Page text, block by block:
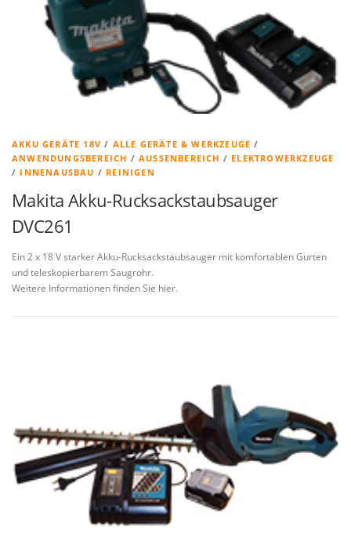
AKKU GERÄTE 18V / ALLE GERÄTE & WERKZEUGE /
ANWENDUNGSBEREICH /AUSSENBEREICH / ELEKTROWERKZEUGE
/ INNENAUSBAU / REINIGEN
Makita Akku-Rucksackstaubsauger
DVC261
Ein 2 x 18 V starker Akku-Rucksackstaubsauger mit komfortablen Gurten
und teleskopierbarem Saugrohr.
Weitere Informationen finden Sie hier.